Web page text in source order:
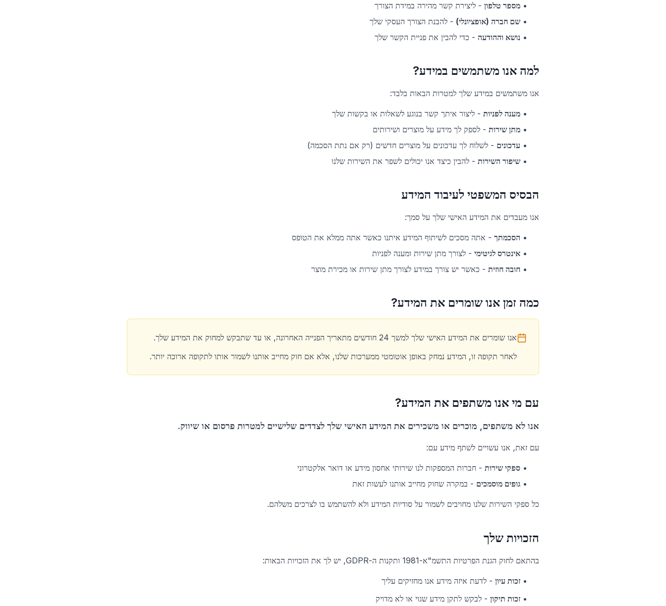
• מספר טלפון - ליצירת קשר מהירה במידת הצורך
• שם חברה (אופציונלי) - להבנת הצורך העסקי שלך
• נושא וההודעה - כדי להבין את פניית הקשר שלך
למה אנו משתמשים במידע?
אנו משתמשים במידע שלך למטרות הבאות בלבד:
• מענה לפניות - ליצור איתך קשר בנוגע לשאלות או בקשות שלך
• מתן שירות - לספק לך מידע על מוצרים ושירותים
• עדכונים - לשלוח לך עדכונים על מוצרים חדשים (רק אם נתת הסכמה)
• שיפור השירות - להבין כיצד אנו יכולים לשפר את השירות שלנו
הבסיס המשפטי לעיבוד המידע
אנו מעבדים את המידע האישי שלך על סמך:
• הסכמתך - אתה מסכים לשיתוף המידע איתנו כאשר אתה ממלא את הטופס
• אינטרס לגיטימי - לצורך מתן שירות ומענה לפניות
• חובה חוזית - כאשר יש צורך במידע לצורך מתן שירות או מכירת מוצר
כמה זמן אנו שומרים את המידע?
אנו שומרים את המידע האישי שלך למשך 24 חודשים מתאריך הפנייה האחרונה, או עד שתבקש למחוק את המידע שלך.
לאחר תקופה זו, המידע נמחק באופן אוטומטי ממערכות שלנו, אלא אם חוק מחייב אותנו לשמור אותו לתקופה ארוכה יותר.
עם מי אנו משתפים את המידע?
אנו לא משתפים, מוכרים או משכירים את המידע האישי שלך לצדדים שלישיים למטרות פרסום או שיווק.
עם זאת, אנו עשויים לשתף מידע עם:
• ספקי שירות - חברות המספקות לנו שירותי אחסון מידע או דואר אלקטרוני
• גופים מוסמכים - במקרה שחוק מחייב אותנו לעשות זאת
כל ספקי השירות שלנו מחויבים לשמור על סודיות המידע ולא להשתמש בו לצרכים משלהם.
הזכויות שלך
בהתאם לחוק הגנת הפרטיות התשמ"א-1981 ותקנות ה-GDPR, יש לך את הזכויות הבאות:
• זכות עיון - לדעת איזה מידע אנו מחזיקים עליך
• זכות תיקון - לבקש לתקן מידע שגוי או לא מדויק